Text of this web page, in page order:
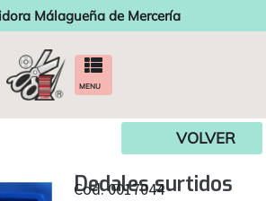
Málagueña de Mercería
MENU
VOLVER
Dedales surtidos
Cod. 0017044